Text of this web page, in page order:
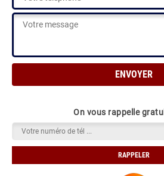
On vous rappelle